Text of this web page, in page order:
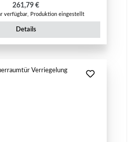
Regulärer Preis:
261,79 €
verfügbar, Produktion eingestellt
Details